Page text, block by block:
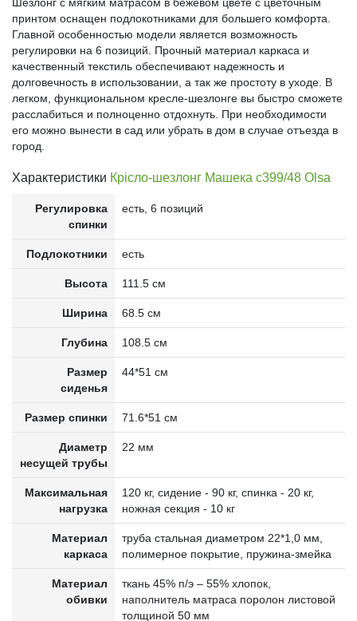
Шезлонг с мягким матрасом в бежевом цвете с цветочным
принтом оснащен подлокотниками для большего комфорта.
Главной особенностью модели является возможность
регулировки на 6 позиций. Прочный материал каркаса и
качественный текстиль обеспечивают надежность и
долговечность в использовании, а так же простоту в уходе. В
легком, функциональном кресле-шезлонге вы быстро сможете
расслабиться и полноценно отдохнуть. При необходимости
его можно вынести в сад или убрать в дом в случае отъезда в
город.
Характеристики Крісло-шезлонг Машека с399/48 Olsa
Регулировка
спинки
есть, 6 позиций
Подлокотники есть
Высота 111.5 см
Ширина 68.5 см
Глубина 108.5 см
Размер
сиденья
44*51 см
Размер спинки 71.6*51 см
Диаметр
несущей трубы
22 мм
Максимальная
нагрузка
120 кг, сидение - 90 кг, спинка - 20 кг,
ножная секция - 10 кг
Материал
каркаса
труба стальная диаметром 22*1,0 мм,
полимерное покрытие, пружина-змейка
Материал
обивки
ткань 45% п/э – 55% хлопок,
наполнитель матраса поролон листовой
толщиной 50 мм